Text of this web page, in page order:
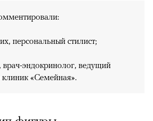
персональный стилист;
эндокринолог, ведущий
клиник «Семейная».